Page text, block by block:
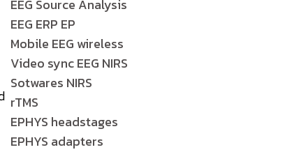
EEG Source Analysis
EEG ERP EP
Mobile EEG wireless
Video sync EEG NIRS
Sotwares NIRS
rTMS
EPHYS headstages
EPHYS adapters